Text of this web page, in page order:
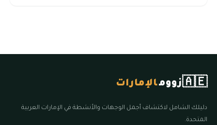
🇦🇪زوومالإمارات
دليلك الشامل لاكتشاف أجمل الوجهات والأنشطة في الإمارات العربية
المتحدة.